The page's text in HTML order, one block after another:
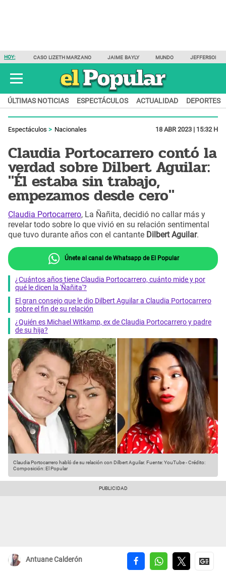
HOY: CASO LIZETH MARZANO JAIME BAYLY MUNDO JEFFERSON
ÚLTIMAS NOTICIAS ESPECTÁCULOS ACTUALIDAD DEPORTES
Espectáculos Nacionales 18 ABR 2023 | 15:32 H
Claudia Portocarrero contó la
verdad sobre Dilbert Aguilar:
"Él estaba sin trabajo,
empezamos desde cero"
Claudia Portocarrero, La Ñañita, decidió no callar más y
revelar todo sobre lo que vivió en su relación sentimental
que tuvo durante años con el cantante Dilbert Aguilar.
Únete al canal de Whatsapp de El Popular
¿Cuántos años tiene Claudia Portocarrero, cuánto mide y por
qué le dicen la 'Ñañita'?
El gran consejo que le dio Dilbert Aguilar a Claudia Portocarrero
sobre el fin de su relación
¿Quién es Michael Witkamp, ex de Claudia Portocarrero y padre
de su hija?
Claudia Portocarrero habló de su relación con Dilbert Aguilar. Fuente: YouTube-Crédito:
Composición: El Popular
Antuane Calderón